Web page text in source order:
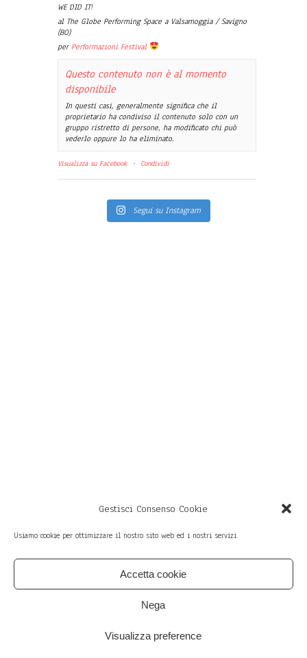
Gestisci Consenso Cookie
Usiamo cookie per ottimizzare il nostro sito web ed i nostri servizi.
Accetta cookie
Nega
Visualizza preference
WE DID IT!
al The Globe Performing Space a Valsamoggia / Savigno
(BO)
per Performazioni Festival
Questo contenuto non è al momento
disponibile
In questi casi, generalmente significa che il
proprietario ha condiviso il contenuto solo con un
gruppo ristretto di persone, ha modificato chi può
vederlo oppure lo ha eliminato.
Visualizza su Facebook · Condividi
Segui su Instagram
Sì — via San Vitale 69,
Bologna (Italy)